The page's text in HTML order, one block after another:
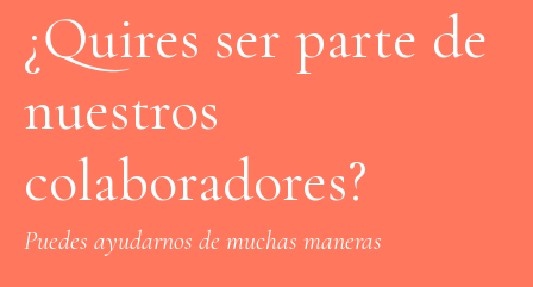
¿Quires ser parte de
nuestros
colaboradores?
Puedes ayudarnos de muchas maneras